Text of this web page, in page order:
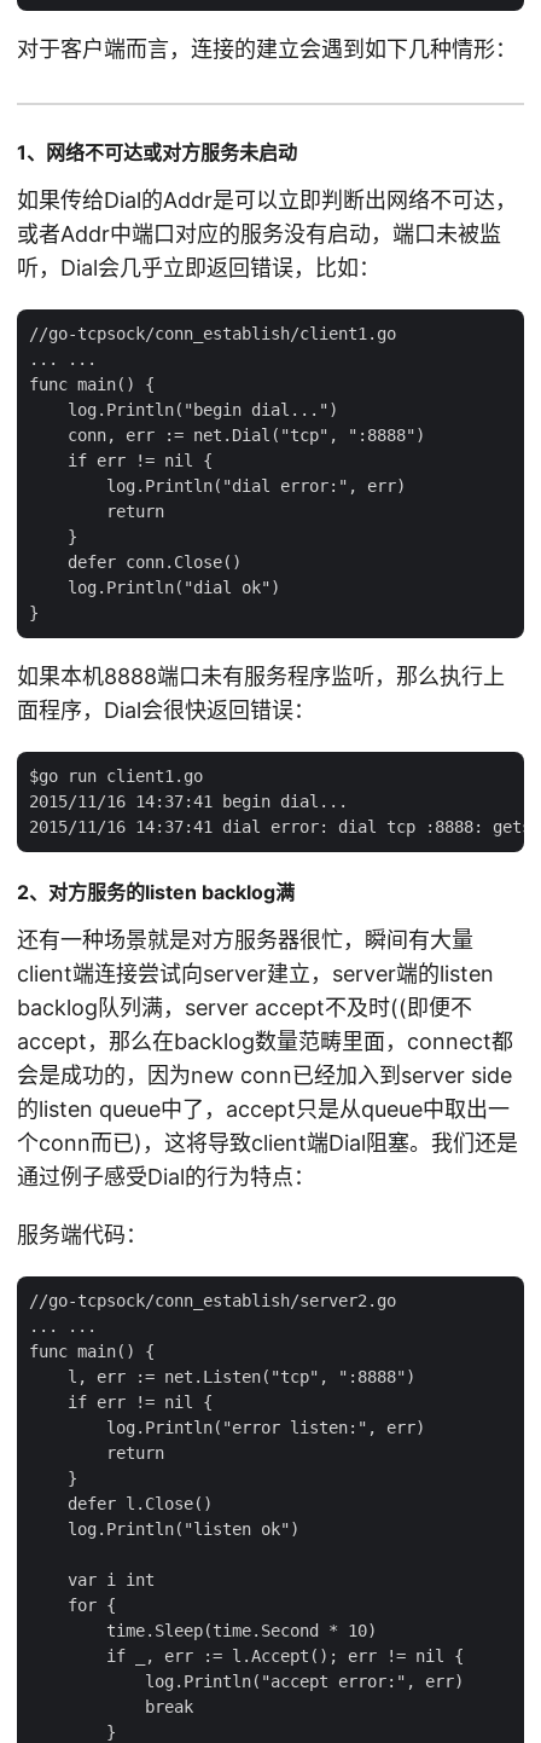
对于客户端而言，连接的建立会遇到如下几种情形：
1、网络不可达或对方服务未启动
如果传给Dial的Addr是可以立即判断出网络不可达，
或者Addr中端口对应的服务没有启动，端口未被监
听，Dial会几乎立即返回错误，比如：
//go-tcpsock/conn_establish/client1.go
... ...
func main() {
    log.Println("begin dial...")
    conn, err := net.Dial("tcp", ":8888")
    if err != nil {
        log.Println("dial error:", err)
        return
    }
    defer conn.Close()
    log.Println("dial ok")
如果本机8888端口未有服务程序监听，那么执行上
面程序，Dial会很快返回错误：
$go run client1.go
2015/11/16 14:37:41 begin dial...
2、对方服务的listen backlog满
还有一种场景就是对方服务器很忙，瞬间有大量
client端连接尝试向server建立，server端的listen
backlog队列满，server accept不及时((即便不
accept，那么在backlog数量范畴里面，connect都
会是成功的，因为new conn已经加入到server side
的listen queue中了，accept只是从queue中取出一
个conn而已)，这将导致client端Dial阻塞。我们还是
通过例子感受Dial的行为特点：
服务端代码：
//go-tcpsock/conn_establish/server2.go
... ...
func main() {
    l, err := net.Listen("tcp", ":8888")
    if err != nil {
        log.Println("error listen:", err)
        return
    }
    defer l.Close()
    log.Println("listen ok")
    var i int
    for {
        time.Sleep(time.Second * 10)
        if _, err := l.Accept(); err != nil {
            log.Println("accept error:", err)
            break
        }